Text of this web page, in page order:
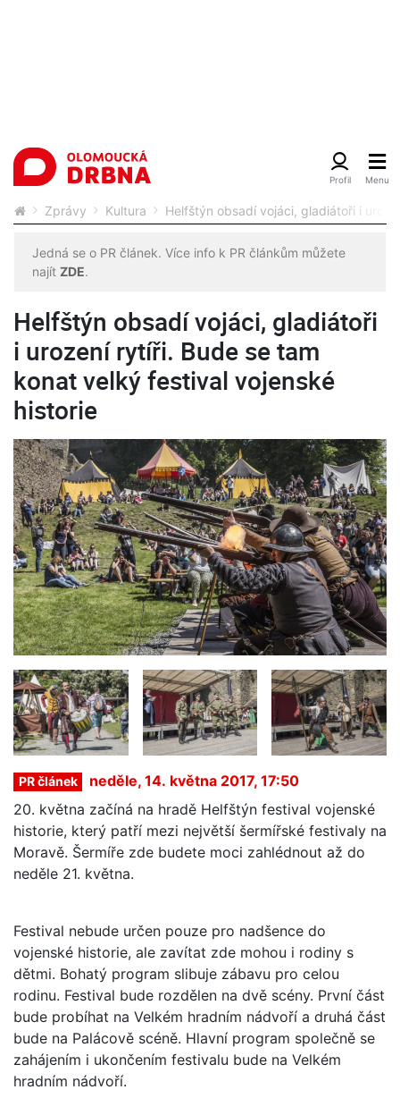
Zprávy Kultura Helfštýn obsadí vojáci, gladiátoři i
Jedná se o PR článek. Více info k PR článkům můžete
najít ZDE.
Helfštýn obsadí vojáci, gladiátoři
i urození rytíři. Bude se tam
konat velký festival vojenské
historie
PR článek
neděle, 14. května 2017, 17:50
20. května začíná na hradě Helfštýn festival vojenské
historie, který patří mezi největší šermířské festivaly na
Moravě. Šermíře zde budete moci zahlédnout až do
neděle 21. května.
Festival nebude určen pouze pro nadšence do
vojenské historie, ale zavítat zde mohou i rodiny s
dětmi. Bohatý program slibuje zábavu pro celou
rodinu. Festival bude rozdělen na dvě scény. První část
bude probíhat na Velkém hradním nádvoří a druhá část
bude na Palácově scéně. Hlavní program společně se
zahájením i ukončením festivalu bude na Velkém
hradním nádvoří.